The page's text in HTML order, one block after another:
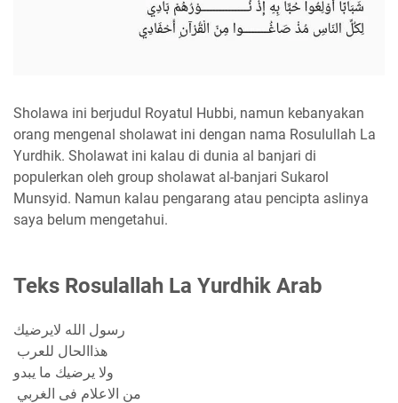
Sholawa ini berjudul Royatul Hubbi, namun kebanyakan
orang mengenal sholawat ini dengan nama Rosulullah La
Yurdhik. Sholawat ini kalau di dunia al banjari di
populerkan oleh group sholawat al-banjari Sukarol
Munsyid. Namun kalau pengarang atau pencipta aslinya
saya belum mengetahui.
Teks Rosulallah La Yurdhik Arab
رسول الله لايرضيك
هذاالحال للعرب
ولا يرضيك ما يبدو
من الاعلام فى الغربي